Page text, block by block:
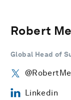
Robert
Global Head of
Linkedin